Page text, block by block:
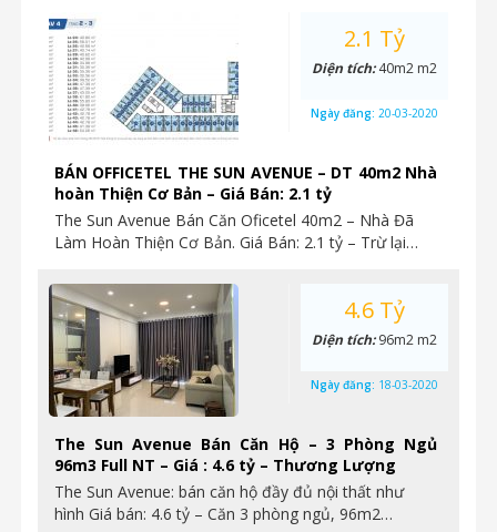
BÁN OFFICETEL THE SUN AVENUE – DT 40m2 Nhà
hoàn Thiện Cơ Bản – Giá Bán: 2.1 tỷ
The Sun Avenue Bán Căn Oficetel 40m2 – Nhà Đã
Làm Hoàn Thiện Cơ Bản. Giá Bán: 2.1 tỷ – Trừ lại…
2.1 Tỷ
Diện tích:40m2 m2
Ngày đăng: 20-03-2020
The Sun Avenue Bán Căn Hộ – 3 Phòng Ngủ
96m3 Full NT – Giá : 4.6 tỷ – Thương Lượng
The Sun Avenue: bán căn hộ đầy đủ nội thất như
hình Giá bán: 4.6 tỷ – Căn 3 phòng ngủ, 96m2…
4.6 Tỷ
Diện tích:96m2 m2
Ngày đăng: 18-03-2020